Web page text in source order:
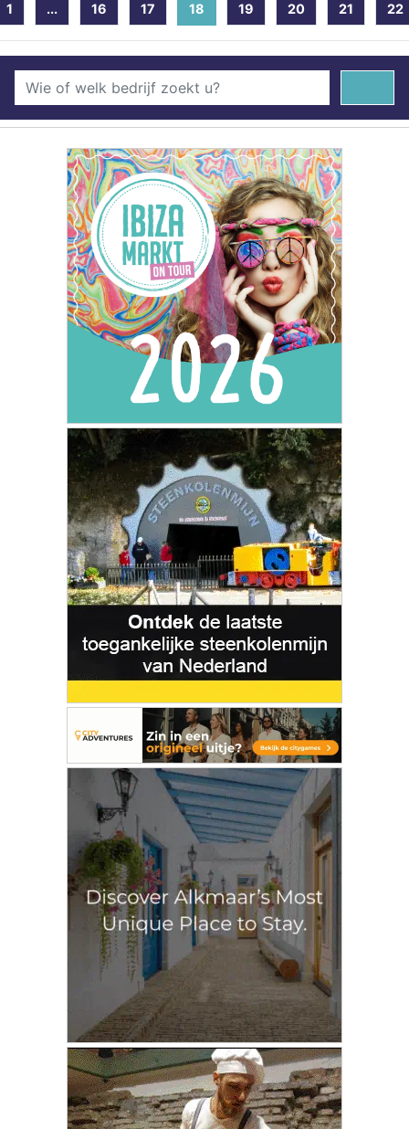
1 ... 16 17 18 (current)
19 20 21 22